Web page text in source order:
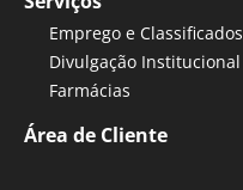
Emprego e Classificados
Divulgação Institucional
Farmácias
Área de Cliente